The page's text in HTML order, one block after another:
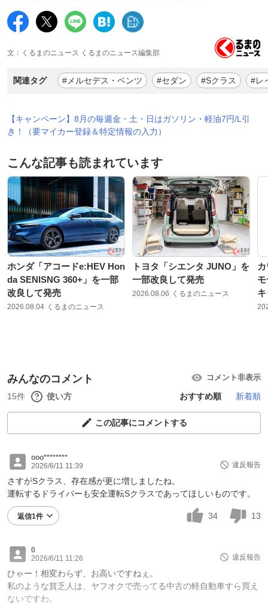
文：くるまのニュース くるまのニュース編集部
関連タグ #メルセデス・ベンツ #セダン #Sクラス #レ
【キャンペーン】8月の毎週金・土・日はガソリン・軽油7円/L引
き！（要マイカー登録＆特定情報の入力）
こんな記事も読まれています
ホンダ「アコードe:HEV Hon
da SENISNG 360+」を一部
改良して発売
2026.08.04 くるまのニュース
トヨタ「シエンタ JUNO」を
一部改良して発売
2026.08.06 くるまのニュース
みんなのコメント コメント非表示
15件 使い方 おすすめ順 新着順
この記事にコメントする
ooo********
2026/6/11 11:39
違反報告
さすがSクラス、存在感が更に増しましたね。
運転するドライバーも安全運転Sクラスであってほしいものです。
返信1件 34 13
0
2026/6/11 11:26
違反報告
ひゃー！相変わらず、お高いですねぇ。
私のような貧乏人は、ヤフオクで売ってる中古の軽自動車すら買え
ないですわ。